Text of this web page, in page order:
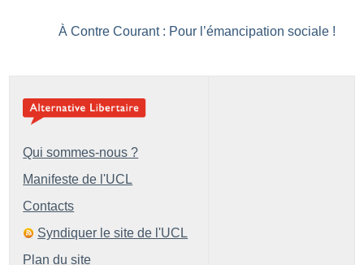
À Contre Courant : Pour l’émancipation sociale !
Qui sommes-nous ?
Manifeste de l'UCL
Contacts
Syndiquer le site de l'UCL
Plan du site